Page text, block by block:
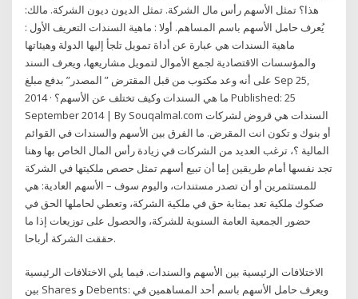
هذا؟ تمثل الأسهم رأس مال الشركة. تمثل الديون ديون الشركة. مالك:
يُعرف حامل الأسهم باسم المساهم. أولا : ماهية السندات التعريف الأول :
ماهية السندات هي عبارة عن أداة تمويل تلجأ إليها الدولة وهيئاتها
والمؤسسات الاقتصادية لجمع الأموال لتمويل مشاريعها، ويعرف السند
على أنه وعد مكتوب من قبل المقترض ” المصدر” بدفع مبلغ Sep 25,
2014 · ما هي السندات وكيف تختلف عن الأسهم؟ Published: 25
September 2014 | By Souqalmal.com السندات هي قروض لشركات
أو بنوك و تكون انت المقرض. ما الفرق بين الأسهم والسندات في القوائم
المالية ؟، ترغب العديد من الشركات في زيادة رأس المال الخاص بها وهنا
تجد نفسها أمام طريقين إما أن تبيع أسهم تمثل حصص ملكيتها في الشركة
للمستثمرين أو أن تصدر مستندات، واليوم سوف – الأسهم العادية: هي
صكوك ملكية تعد بمثابة حق في ملكية الشركة، وتعطي لحاملها الحق في
حضور الجمعية العامة السنوية للشركة، والحصول على توزيعات إذا ما
حققت الشركة أرباحا.
الاختلافات الرئيسية بين الأسهم والسندات. فيما يلي الاختلافات الرئيسية
بين Shares و Debents: ويعرف حامل الأسهم باسم أحد المساهمين في